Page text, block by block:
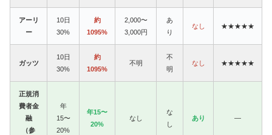
アーリ
ー
10日
30%
約
1095%
2,000〜
3,000円
あ
り
なし ★★★★★
ガッツ
10日
30%
約
1095%
不明
不
明
なし ★★★★★
正規消
費者金
融
（参
年
15〜
20%
年15〜
20%
なし
な
し
あり —